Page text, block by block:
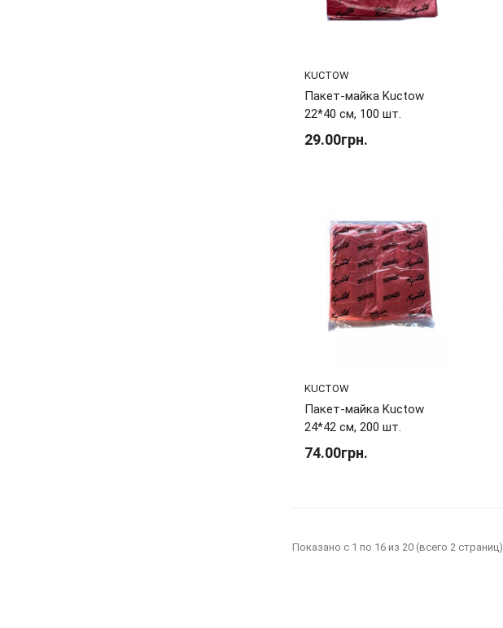
KUCTOW
Пакет-майка Kuctow
22*40 см, 100 шт.
29.00грн.
KUCTOW
Пакет-майка Kuctow
24*42 см, 200 шт.
74.00грн.
Показано с 1 по 16 из 20 (всего 2 страниц)